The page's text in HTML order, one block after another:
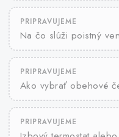
PRIPRAVUJEME
Na čo slúži poistný
PRIPRAVUJEME
Ako vybrať obehové
PRIPRAVUJEME